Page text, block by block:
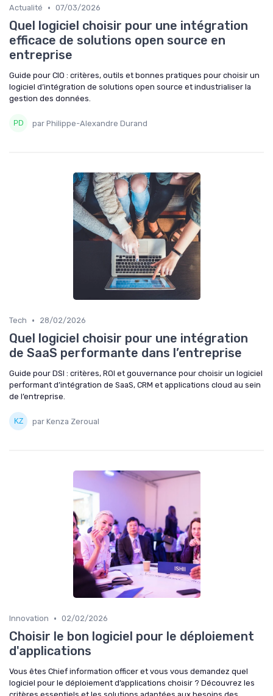
Actualité • 07/03/2026
Quel logiciel choisir pour une intégration
efficace de solutions open source en
entreprise
Guide pour CIO : critères, outils et bonnes pratiques pour choisir un
logiciel d’intégration de solutions open source et industrialiser la
gestion des données.
par Philippe-Alexandre Durand
Tech • 28/02/2026
Quel logiciel choisir pour une intégration
de SaaS performante dans l’entreprise
Guide pour DSI : critères, ROI et gouvernance pour choisir un logiciel
performant d’intégration de SaaS, CRM et applications cloud au sein
de l’entreprise.
par Kenza Zeroual
Innovation • 02/02/2026
Choisir le bon logiciel pour le déploiement
d'applications
Vous êtes Chief information officer et vous vous demandez quel
logiciel pour le déploiement d’applications choisir ? Découvrez les